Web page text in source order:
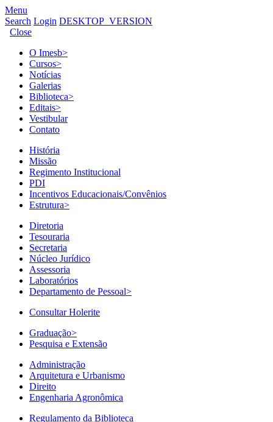
Menu
Search Login DESKTOP_VERSION
Close
O Imesb>
Cursos>
Notícias
Galerias
Biblioteca>
Editais>
Vestibular
Contato
História
Missão
Regimento Institucional
PDI
Incentivos Educacionais/Convênios
Estrutura>
Diretoria
Tesouraria
Secretaria
Núcleo Jurídico
Assessoria
Laboratórios
Departamento de Pessoal>
Consultar Holerite
Graduação>
Pesquisa e Extensão
Administração
Arquitetura e Urbanismo
Direito
Engenharia Agronômica
Regulamento da Biblioteca